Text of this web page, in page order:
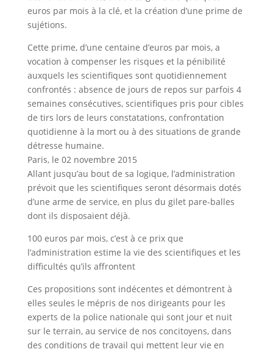
euros par mois à la clé, et la création d’une prime de
sujétions.
Cette prime, d’une centaine d’euros par mois, a
vocation à compenser les risques et la pénibilité
auxquels les scientifiques sont quotidiennement
confrontés : absence de jours de repos sur parfois 4
semaines consécutives, scientifiques pris pour cibles
de tirs lors de leurs constatations, confrontation
quotidienne à la mort ou à des situations de grande
détresse humaine.
Paris, le 02 novembre 2015
Allant jusqu’au bout de sa logique, l’administration
prévoit que les scientifiques seront désormais dotés
d’une arme de service, en plus du gilet pare-balles
dont ils disposaient déjà.
100 euros par mois, c’est à ce prix que
l’administration estime la vie des scientifiques et les
difficultés qu’ils affrontent
Ces propositions sont indécentes et démontrent à
elles seules le mépris de nos dirigeants pour les
experts de la police nationale qui sont jour et nuit
sur le terrain, au service de nos concitoyens, dans
des conditions de travail qui mettent leur vie en